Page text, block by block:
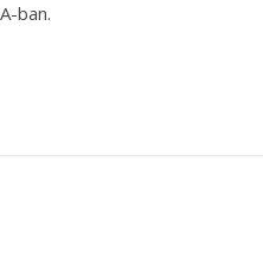
ban.